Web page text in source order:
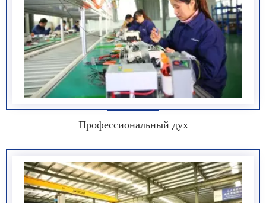
Профессиональный дух